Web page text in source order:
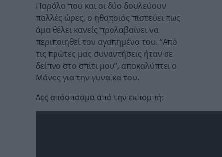
Παρόλο που και οι δύο δουλεύουν
πολλές ώρες, ο ηθοποιός πιστεύει πως
άμα θέλει κανείς προλαβαίνει να
περιποιηθεί τον αγαπημένο του. “Από
τις πρώτες μας συναντήσεις ήταν σε
δείπνο στο σπίτι μου”, αποκαλύπτει ο
Μάνος για την γυναίκα του.
Δες απόσπασμα από την εκπομπή: